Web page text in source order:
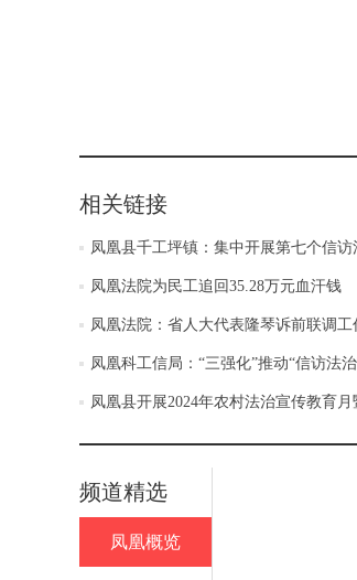
相关链接
凤凰县千工坪镇：集中开展第七个信
凤凰法院为民工追回35.28万元血汗钱
凤凰法院：省人大代表隆琴诉前联调工
凤凰科工信局：“三强化”推动“信访法
凤凰县开展2024年农村法治宣传教育
频道精选
凤凰概览